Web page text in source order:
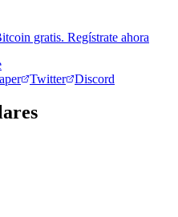
gratis. Regístrate ahora
Twitter Discord